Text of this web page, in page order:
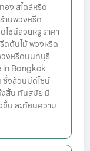
ง สไตล์หรีด
านพวงหรีด
ซน์สวยหรู ราคา
ต้นไม้ พวงหรีด
วงหรีดนนทบุรี
Bangkok
ซึ่งล้วนมีดีไซน์
สิ้น ทันสมัย มี
น สะท้อนความ